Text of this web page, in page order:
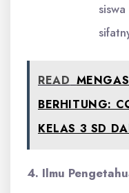
READ
BERHITUNG:
KELAS 3 SD
4. Ilmu